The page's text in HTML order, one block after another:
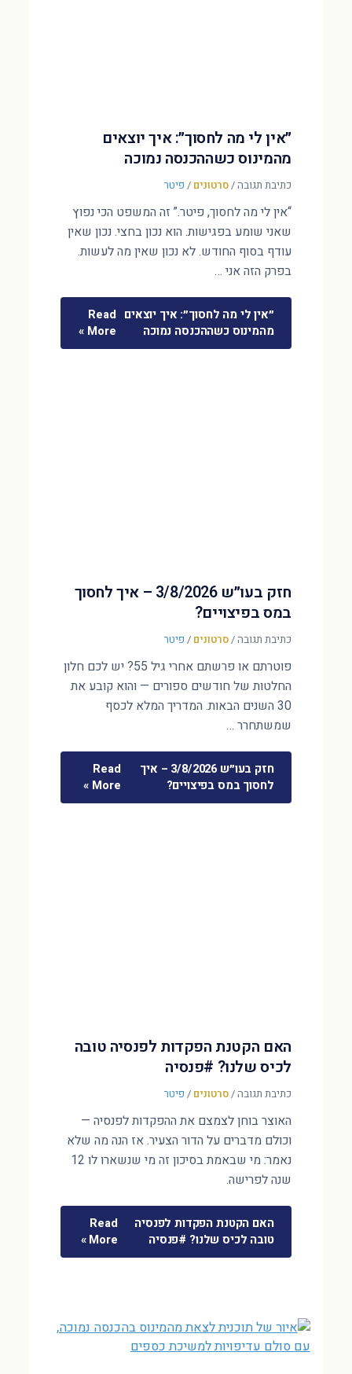
״אין לי מה לחסוך״: איך יוצאים
מהמינוס כשההכנסה נמוכה
כתיבת תגובה/סרטונים / פיטר
“אין לי מה לחסוך, פיטר.” זה המשפט הכי נפוץ
שאני שומע בפגישות. הוא נכון בחצי. נכון שאין
עודף בסוף החודש. לא נכון שאין מה לעשות.
בפרק הזה אני …
״אין לי מה לחסוך״: איך יוצאים
מהמינוס כשההכנסה נמוכה
Read
More »
חזק בעו״ש 3/8/2026 – איך לחסוך
במס בפיצויים?
כתיבת תגובה/סרטונים / פיטר
פוטרתם או פרשתם אחרי גיל 55? יש לכם חלון
החלטות של חודשים ספורים — והוא קובע את
30 השנים הבאות. המדריך המלא לכסף
שמשתחרר …
חזק בעו״ש 3/8/2026 – איך
לחסוך במס בפיצויים?
Read
More »
האם הקטנת הפקדות לפנסיה טובה
לכיס שלנו? #פנסיה
כתיבת תגובה/סרטונים / פיטר
האוצר בוחן לצמצם את ההפקדות לפנסיה —
וכולם מדברים על הדור הצעיר. אז הנה מה שלא
נאמר: מי שבאמת בסיכון זה מי שנשארו לו 12
שנה לפרישה.
האם הקטנת הפקדות לפנסיה
טובה לכיס שלנו? #פנסיה
Read
More »